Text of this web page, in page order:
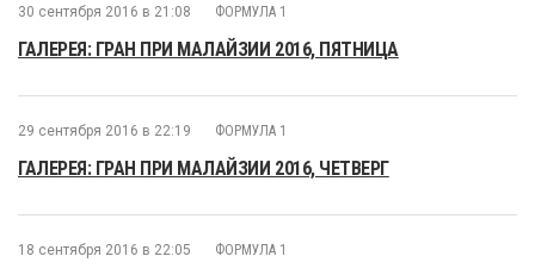
30 сентября 2016 в 21:08 ФОРМУЛА 1
ГАЛЕРЕЯ: ГРАН ПРИ МАЛАЙЗИИ 2016, ПЯТНИЦА
29 сентября 2016 в 22:19 ФОРМУЛА 1
ГАЛЕРЕЯ: ГРАН ПРИ МАЛАЙЗИИ 2016, ЧЕТВЕРГ
18 сентября 2016 в 22:05 ФОРМУЛА 1